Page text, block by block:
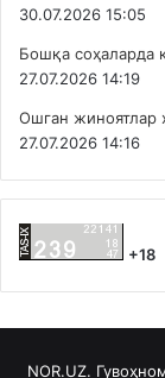
30.07.2026 15:05
Бошқа соҳаларда
27.07.2026 14:19
Ошган жиноятлар
27.07.2026 14:16
+18
NOR.UZ.